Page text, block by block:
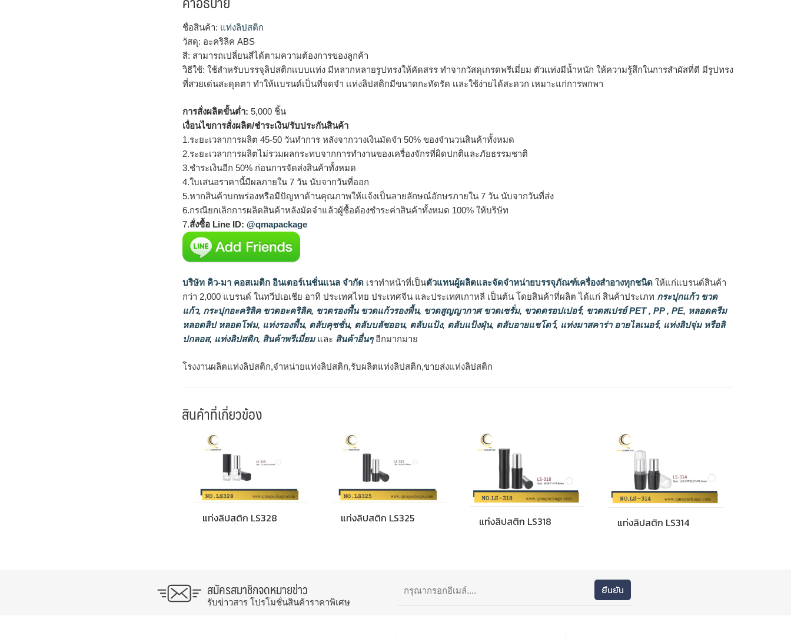
ชื่อสินค้า: แท่งลิปสติก
วัสดุ: อะคริลิค ABS
สี: สามารถเปลี่ยนสีได้ตามความต้องการของลูกค้า
วิธีใช้: ใช้สำหรับบรรจุลิปสติกเเบบเเท่ง มีหลากหลายรูปทรงให้คัดสรร ทำจากวัสดุเกรดพรีเมี่ยม ตัวเเท่งมีน้ำหนัก ให้ความรู้สึกในการสำผัสที่ดี มีรูปทรง
ที่สวยเด่นสะดุดตา ทำให้เเบรนด์เป็นที่จดจำ เเท่งลิปสติกมีขนาดกะทัดรัด เเละใช้ง่ายได้สะดวก เหมาะแก่การพกพา
การสั่งผลิตขั้นต่ำ: 5,000 ชิ้น
เงื่อนไขการสั่งผลิต/ชำระเงิน/รับประกันสินค้า
1.ระยะเวลาการผลิต 45-50 วันทำการ หลังจากวางเงินมัดจำ 50% ของจำนวนสินค้าทั้งหมด
2.ระยะเวลาการผลิตไม่รวมผลกระทบจากการทำงานของเครื่องจักรที่ผิดปกติและภัยธรรมชาติ
3.ชำระเงินอีก 50% ก่อนการจัดส่งสินค้าทั้งหมด
4.ใบเสนอราคานี้มีผลภายใน 7 วัน นับจากวันที่ออก
5.หากสินค้าบกพร่องหรือมีปัญหาด้านคุณภาพให้แจ้งเป็นลายลักษณ์อักษรภายใน 7 วัน นับจากวันที่ส่ง
6.กรณียกเลิกการผลิตสินค้าหลังมัดจำแล้วผู้ซื้อต้องชำระค่าสินค้าทั้งหมด 100% ให้บริษัท
7.สั่งซื้อ Line ID: @qmapackage
บริษัท คิว-มา คอสเมติก อินเตอร์เนชั่นแนล จำกัด เราทำหน้าที่เป็นตัวแทนผู้ผลิตและจัดจำหน่ายบรรจุภัณฑ์เครื่องสำอางทุกชนิด ให้แก่แบรนด์สินค้า
กว่า 2,000 แบรนด์ ในทวีปเอเชีย อาทิ ประเทศไทย ประเทศจีน และประเทศเกาหลี เป็นต้น โดยสินค้าที่ผลิต ได้แก่ สินค้าประเภท กระปุกแก้ว ขวด
แก้ว, กระปุกอะคริลิค ขวดอะคริลิค, ขวดรองพื้น ขวดแก้วรองพื้น, ขวดสูญญากาศ ขวดเซรั่ม, ขวดดรอปเปอร์, ขวดสเปรย์ PET , PP , PE, หลอดครีม
หลอดลิป หลอดโฟม, แท่งรองพื้น, ตลับคุชชั่น, ตลับบลัชออน, ตลับแป้ง, ตลับแป้งฝุ่น, ตลับอายแชโดว์, แท่งมาสคาร่า อายไลเนอร์, แท่งลิปจุ่ม หรือลิ
ปกลอส, แท่งลิปสติก, สินค้าพรีเมี่ยมและ สินค้าอื่นๆอีกมากมาย
โรงงานผลิตแท่งลิปสติก,จำหน่ายแท่งลิปสติก,รับผลิตแท่งลิปสติก,ขายส่งแท่งลิปสติก
สินค้าที่เกี่ยวข้อง
แท่งลิปสติก LS328 แท่งลิปสติก LS325 แท่งลิปสติก LS318 แท่งลิปสติก LS314
สมัครสมาชิกจดหมายข่าว
รับข่าวสาร โปรโมชั่นสินค้าราคาพิเศษ